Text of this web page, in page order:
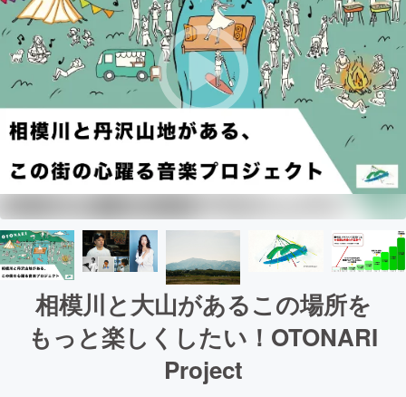
相模川と大山があるこの場所を
もっと楽しくしたい！OTONARI
Project